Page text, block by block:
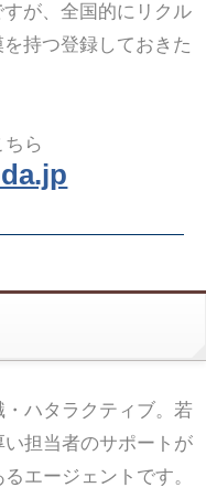
が、全国的にリクル
持つ登録しておきた
ちら
・ハタラクティブ。若
担当者のサポートが
エージェントです。